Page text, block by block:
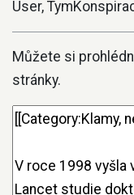
User,
Můžete si
stránky.